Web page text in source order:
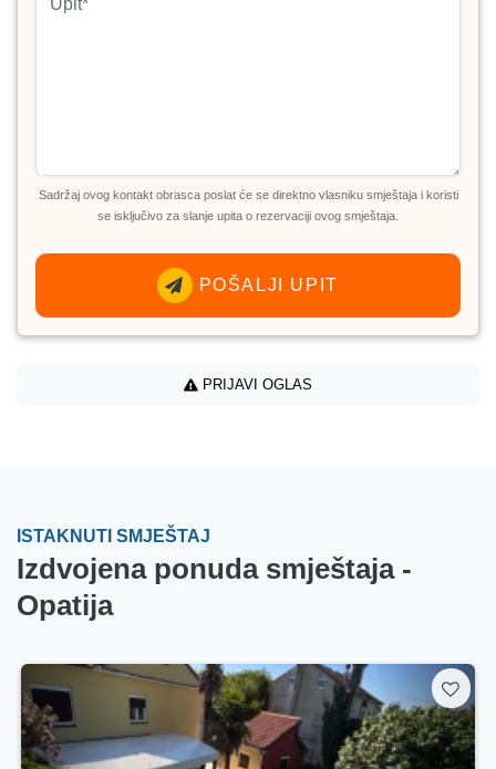
Sadržaj ovog kontakt obrasca poslat će se direktno vlasniku smještaja i koristi
se isključivo za slanje upita o rezervaciji ovog smještaja.
POŠALJI UPIT
PRIJAVI OGLAS
ISTAKNUTI SMJEŠTAJ
Izdvojena ponuda smještaja -
Opatija